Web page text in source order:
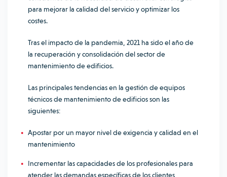
para mejorar la calidad del servicio y optimizar los
costes.
Tras el impacto de la pandemia, 2021 ha sido el año de
la recuperación y consolidación del sector de
mantenimiento de edificios.
Las principalestendencias en la gestión de equipos
técnicosde mantenimiento de edificios son las
siguientes:
Apostar por un mayor nivel de exigencia y calidad en el
mantenimiento
Incrementar las capacidades de los profesionales para
atender las demandas específicas de los clientes